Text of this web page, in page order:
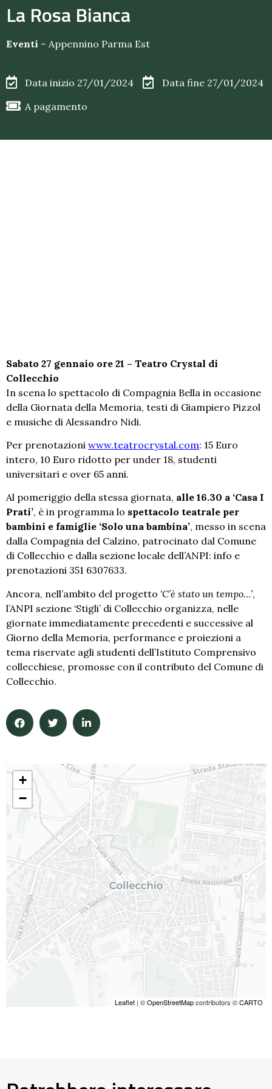
La Rosa Bianca
Eventi – Appennino Parma Est
Data inizio 27/01/2024
Data fine 27/01/2024
A pagamento
Sabato 27 gennaio ore 21 – Teatro Crystal di
Collecchio
In scena lo spettacolo di Compagnia Bella in occasione
della Giornata della Memoria, testi di Giampiero Pizzol
e musiche di Alessandro Nidi.
Per prenotazioni www.teatrocrystal.com: 15 Euro
intero, 10 Euro ridotto per under 18, studenti
universitari e over 65 anni.
Al pomeriggio della stessa giornata, alle 16.30 a ‘Casa I
Prati’, è in programma lo spettacolo teatrale per
bambini e famiglie ‘Solo una bambina’, messo in scena
dalla Compagnia del Calzino, patrocinato dal Comune
di Collecchio e dalla sezione locale dell’ANPI: info e
prenotazioni 351 6307633.
Ancora, nell’ambito del progetto ‘C’è stato un tempo…’,
l’ANPI sezione ‘Stigli’ di Collecchio organizza, nelle
giornate immediatamente precedenti e successive al
Giorno della Memoria, performance e proiezioni a
tema riservate agli studenti dell’Istituto Comprensivo
collecchiese, promosse con il contributo del Comune di
Collecchio.
+
−
Leaflet | ©OpenStreetMapcontributors ©CARTO